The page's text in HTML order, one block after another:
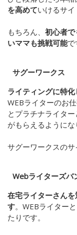
を高めていけるサイ
もちろん、 初心者
いママも挑戦可能で
サグーワークス
ライティングに特化
WEBライターのお
とプラチナライタ
がもらえるようにな
サグーワークスのサ
Webライターズバ
在宅ライターさん
す。WEBライター
たりです。